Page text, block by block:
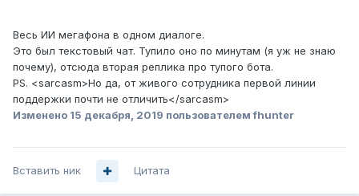
Весь ИИ мегафона в одном диалоге.
Это был текстовый чат. Тупило оно по минутам (я уж не знаю
почему), отсюда вторая реплика про тупого бота.
PS. <sarcasm>Но да, от живого сотрудника первой линии
поддержки почти не отличить</sarcasm>
Изменено 15 декабря, 2019 пользователем fhunter
Вставить ник Цитата